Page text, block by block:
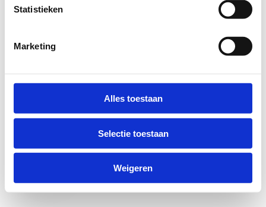
Statistieken
Marketing
Alles toestaan
Selectie toestaan
Weigeren
Anti-Robot Verification
Click to start verification
Verzend